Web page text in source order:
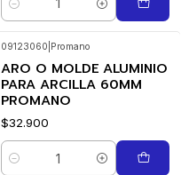
Cantidad
09123060 Promano
ARO O MOLDE ALUMINIO
PARA ARCILLA 60MM
PROMANO
$32.900
Cantidad